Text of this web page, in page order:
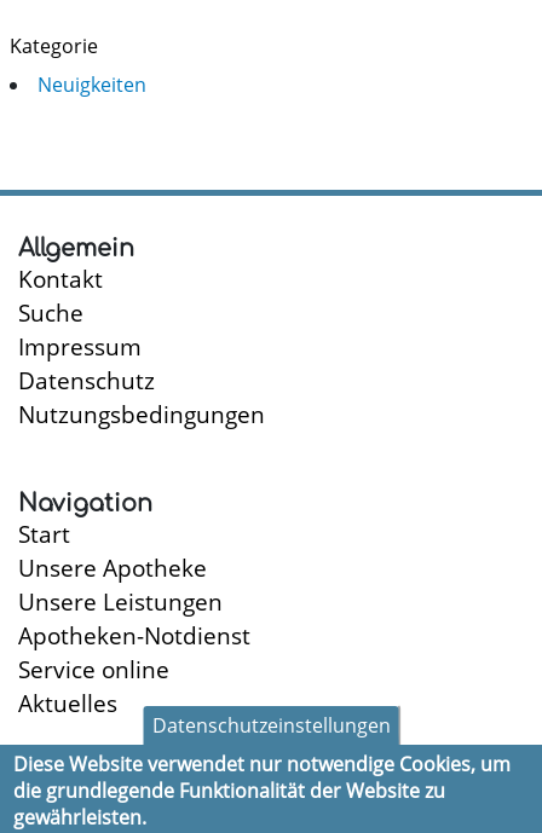
Kategorie
Neuigkeiten
Allgemein
Kontakt
Suche
Impressum
Datenschutz
Nutzungsbedingungen
Navigation
Start
Unsere Apotheke
Unsere Leistungen
Apotheken-Notdienst
Service online
Aktuelles
Öffnungszeiten
Datenschutzeinstellungen
Diese Website verwendet nur notwendige Cookies, um
die grundlegende Funktionalität der Website zu
gewährleisten.